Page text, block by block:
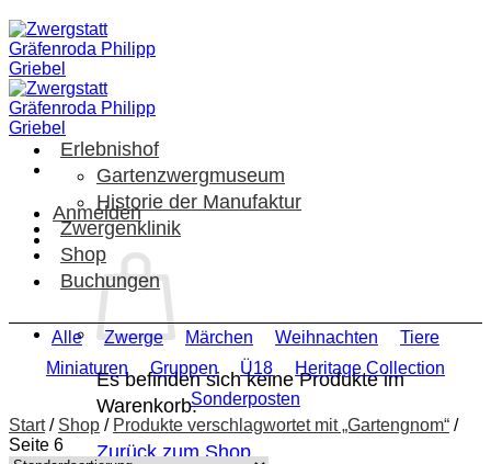
Zum
Inhalt
springen
Anmelden
Es befinden sich keine Produkte im
Warenkorb.
Zurück zum Shop
Erlebnishof
Gartenzwergmuseum
Historie der Manufaktur
Zwergenklinik
Shop
Buchungen
Alle Zwerge Märchen Weihnachten
Tiere
Miniaturen
Gruppen Ü18
Heritage Collection
Sonderposten
Start / Shop / Produkte verschlagwortet mit „Gartengnom“ /
Seite 6